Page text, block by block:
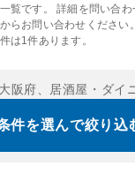
覧です。 詳細を問い合
らお問い合わせください
は1件あります。
阪府、居酒屋・ダイ
件を選んで絞り込